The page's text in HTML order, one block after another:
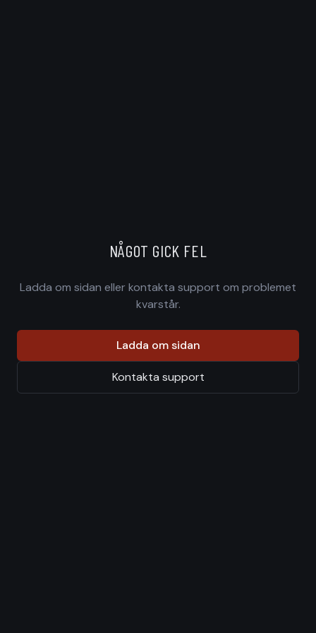
NÅGOT GICK FEL
Ladda om sidan eller kontakta support om problemet
kvarstår.
Ladda om sidan
Kontakta support